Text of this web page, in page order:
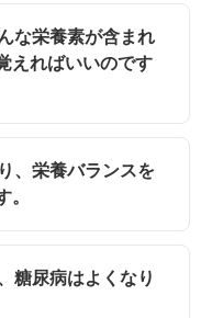
な栄養素が含まれ
えればいいのです
、栄養バランスを
。
糖尿病はよくなり